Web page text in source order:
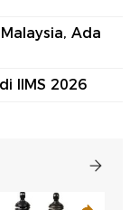
Ada
IIMS 2026